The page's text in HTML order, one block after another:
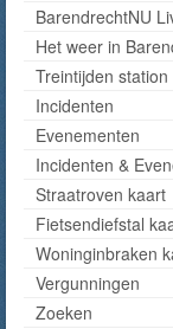
BarendrechtNU
Het weer in
Treintijden
Incidenten
Evenementen
Incidenten &
Straatroven kaart
Fietsendiefstal
Woninginbraken
Vergunningen
Zoeken